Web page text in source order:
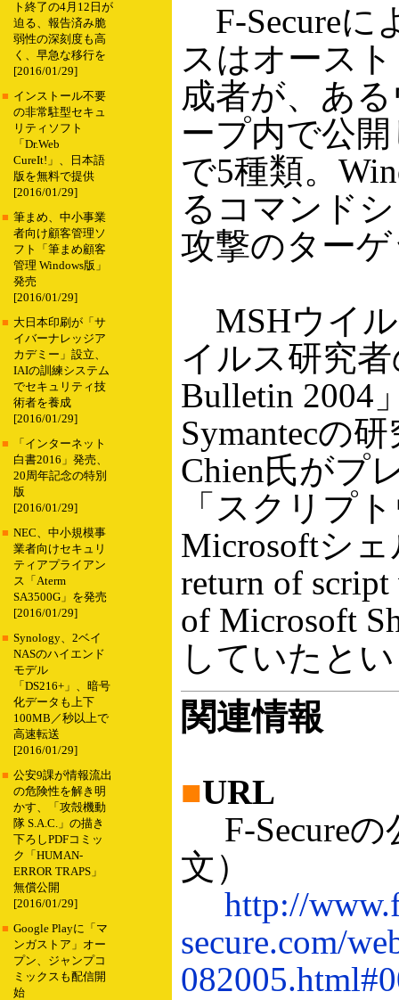
ト終了の4月12日が
迫る、報告済み脆
弱性の深刻度も高
く、早急な移行を
[2016/01/29]
■ インストール不要
の非常駐型セキュ
リティソフト
「Dr.Web
CureIt!」、日本語
版を無料で提供
[2016/01/29]
■ 筆まめ、中小事業
者向け顧客管理ソ
フト「筆まめ顧客
管理 Windows版」
発売
[2016/01/29]
■ 大日本印刷が「サ
イバーナレッジア
カデミー」設立、
IAIの訓練システム
でセキュリティ技
術者を養成
[2016/01/29]
■
「インターネット
白書2016」発売、
20周年記念の特別
版
[2016/01/29]
■ NEC、中小規模事
業者向けセキュリ
ティアプライアン
ス「Aterm
SA3500G」を発売
[2016/01/29]
■ Synology、2ベイ
NASのハイエンド
モデル
「DS216+」、暗号
化データも上下
100MB／秒以上で
高速転送
[2016/01/29]
■ 公安9課が情報流出
の危険性を解き明
かす、「攻殻機動
隊 S.A.C.」の描き
下ろしPDFコミッ
ク「HUMAN-
ERROR TRAPS」
無償公開
[2016/01/29]
■ Google Playに「マ
ンガストア」オー
プン、ジャンプコ
ミックスも配信開
始
F-Secureに
スはオース
成者が、あ
ープ内で公
で5種類。
るコマンド
攻撃のター
MSHウイ
イルス研究
Bulletin 2004
Symantecの
Chien氏がプ
「スクリプ
Microsoftシ
return of script
of Microsoft
していたと
関連情報
■URL
F-Secureの
文）
http://
secure.com/